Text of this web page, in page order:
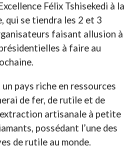
Félix Tshisekedi à la
qui se tiendra les 2 et 3
faisant allusion à
à faire au
pays riche en ressources
de fer, de rutile et de
artisanale à petite
possédant l’une des
de rutile au monde.